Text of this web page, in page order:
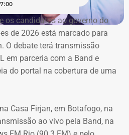
prazo de 15 dias o contrato
para o mesmo fim
equipamentos). Na ocasião, a
suspensão imediata dos
do acordo milionário, que
apontou uma série de
da concorrência
os candidatos ao ⁠governo do
de 2026 está marcado para
O debate terá transmissão
em parceria com a Band e
do portal na cobertura de uma
Casa Firjan, em Botafogo, na
ao vivo pela Band, na